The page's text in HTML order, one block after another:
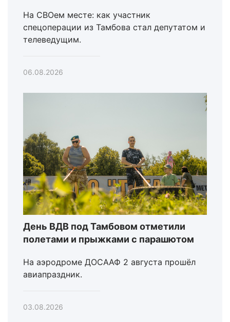
На СВОем месте: как участник
спецоперации из Тамбова стал депутатом и
телеведущим.
06.08.2026
День ВДВ под Тамбовом отметили
полетами и прыжками с парашютом
На аэродроме ДОСААФ 2 августа прошёл
авиапраздник.
03.08.2026